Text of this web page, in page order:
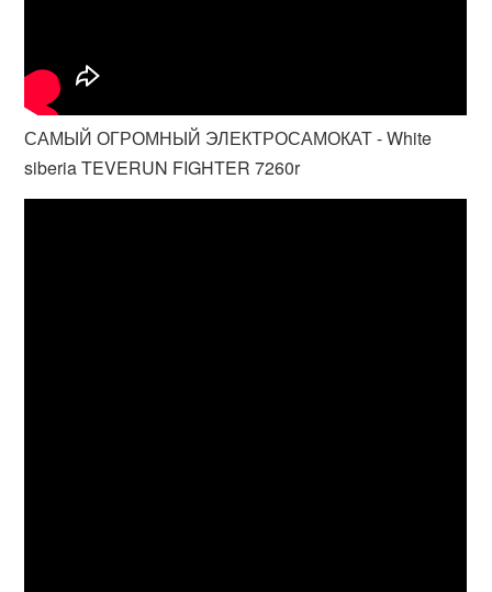
САМЫЙ ОГРОМНЫЙ ЭЛЕКТРОСАМОКАТ - White
siberia TEVERUN FIGHTER 7260r